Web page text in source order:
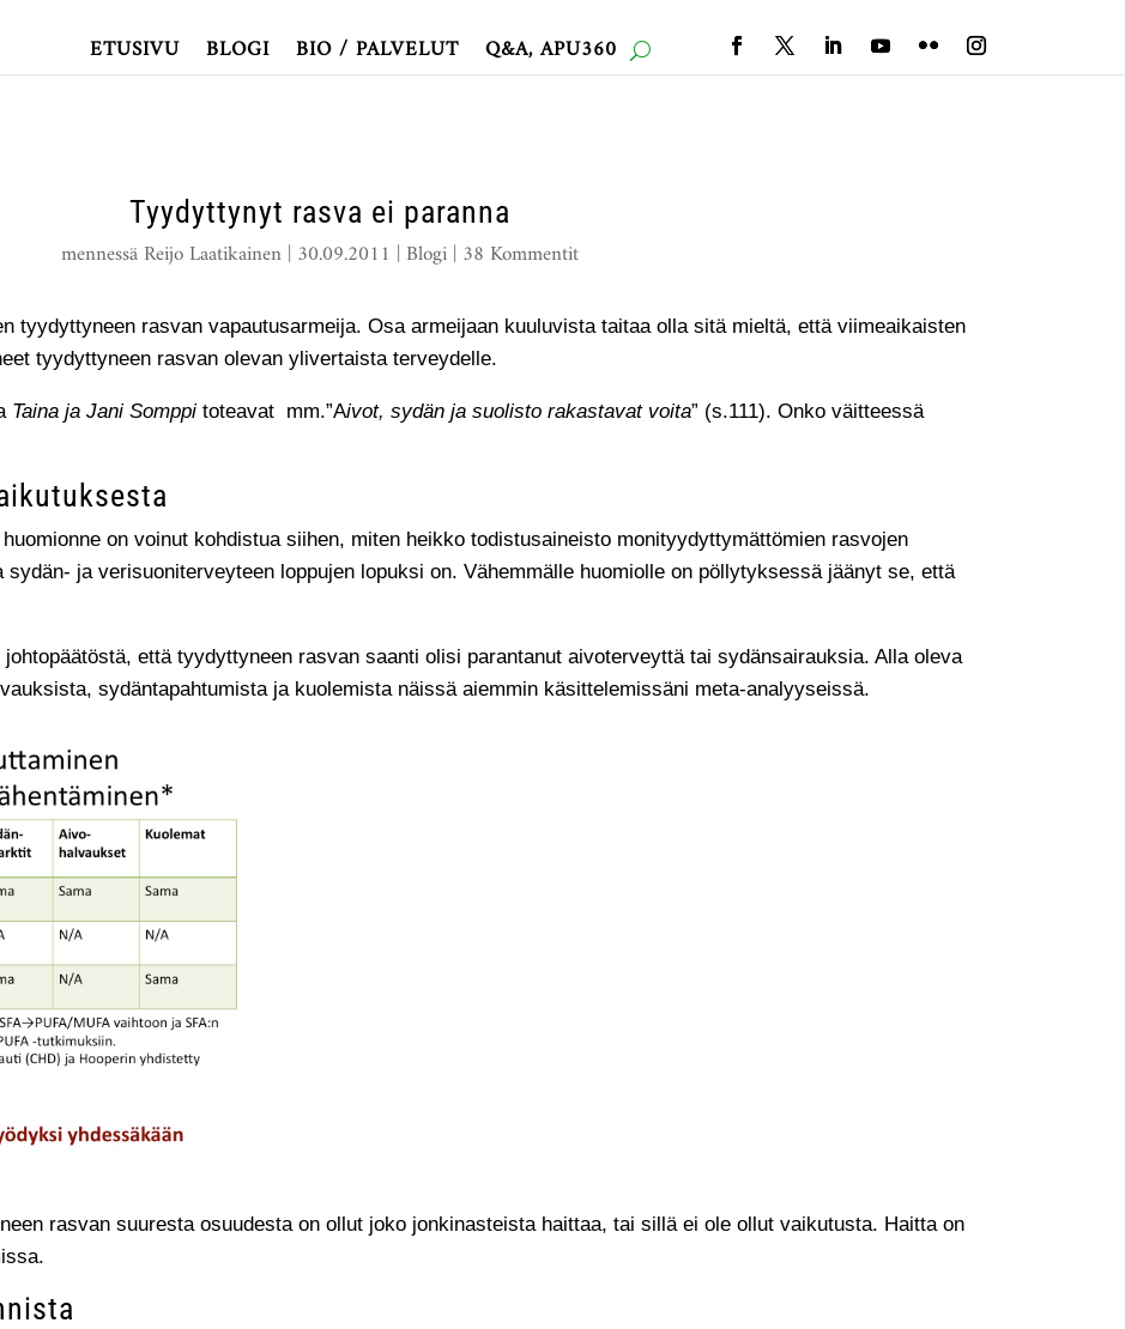
ETUSIVU BLOGI BIO / PALVELUT Q&A, APU360
Tyydyttynyt rasva ei paranna
mennessä Reijo Laatikainen | 30.09.2011 | Blogi | 38 Kommentit
tyydyttyneen rasvan vapautusarmeija. Osa armeijaan kuuluvista taitaa olla sitä mieltä, että viimeaikaisten
tyydyttyneen rasvan olevan ylivertaista terveydelle.
Taina ja Jani Somppitoteavat mm.”Aivot, sydän ja suolisto rakastavat voita” (s.111). Onko väitteessä
on voinut kohdistua siihen, miten heikko todistusaineisto monityydyttymättömien rasvojen
ja verisuoniterveyteen loppujen lopuksi on. Vähemmälle huomiolle on pöllytyksessä jäänyt se, että
että tyydyttyneen rasvan saanti olisi parantanut aivoterveyttä tai sydänsairauksia. Alla oleva
sydäntapahtumista ja kuolemista näissä aiemmin käsittelemissäni meta-analyyseissä.
rasvan suuresta osuudesta on ollut joko jonkinasteista haittaa, tai sillä ei ole ollut vaikutusta. Haitta on